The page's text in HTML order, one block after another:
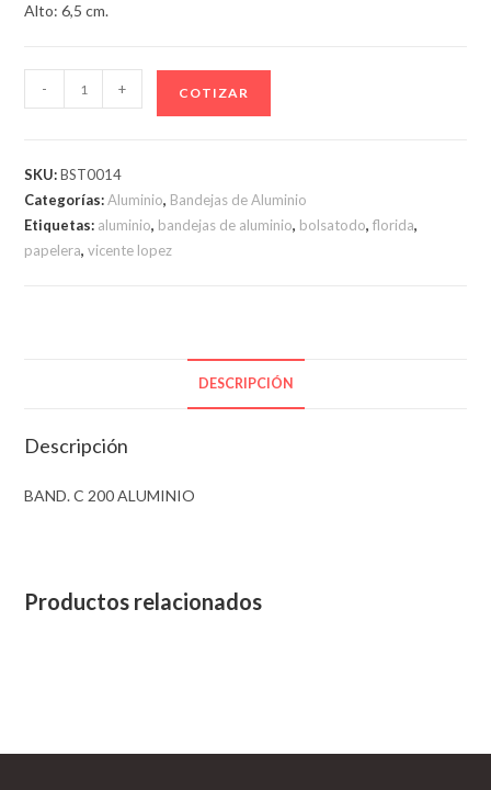
Alto: 6,5 cm.
C
cantidad
- + COTIZAR
SKU:BST0014
Categorías:Aluminio, Bandejas de Aluminio
Etiquetas: aluminio, bandejas de aluminio, bolsatodo,florida,
papelera,vicente lopez
DESCRIPCIÓN
Descripción
BAND. C 200 ALUMINIO
Productos relacionados